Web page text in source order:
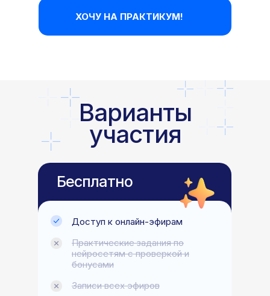
ХОЧУ НА ПРАКТИКУМ!
Варианты
участия
Доступ к онлайн-эфирам
Записи всех эфиров
Практические задания по
нейросетям с проверкой и
бонусами
Бесплатно